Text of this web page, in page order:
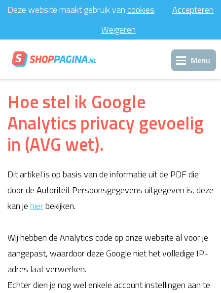
Support
Menu
Hoe stel ik Google
Analytics privacy gevoelig
in (AVG wet).
Dit artikel is op basis van de informatie uit de PDF die
door de Autoriteit Persoonsgegevens uitgegeven is, deze
kan jehierbekijken.
Wij hebben de Analytics code op onze website al voor je
aangepast, waardoor deze Google niet het volledige IP-
adres laat verwerken.
Echter dien je nog wel enkele account instellingen aan te
Deze website maakt gebruik vancookies
Accepteren
Weigeren